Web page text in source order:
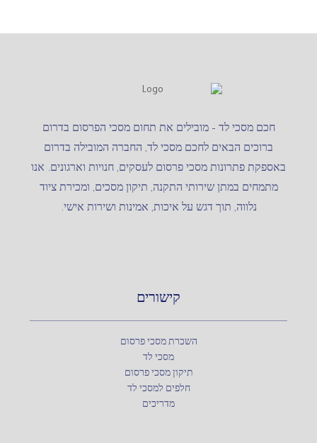
חכם מסכי לד – מובילים את תחום מסכי הפרסום בדרום
ברוכים הבאים לחכם מסכי לד, החברה המובילה בדרום
באספקת פתרונות מסכי פרסום לעסקים, חנויות וארגונים. אנו
מתמחים במתן שירותי התקנה, תיקון מסכים, ומכירת ציוד
נלווה, תוך דגש על איכות, אמינות ושירות אישי.
קישורים
השכרת מסכי פרסום
מסכי לד
תיקון מסכי פרסום
חלפים למסכי לד
מדריכים